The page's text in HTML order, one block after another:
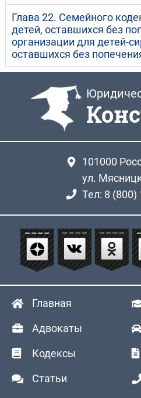
Глава 22. Семейного
детей, оставшихся без
организации для детей-
оставшихся без
101000
ул.
Тел: 8 (800)
Главная
Адвокаты
Кодексы
Статьи